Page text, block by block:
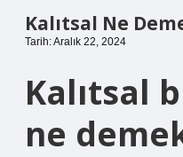
Kalıtsal Ne
Tarih: Aralık 22, 2024
Kalıtsal
ne